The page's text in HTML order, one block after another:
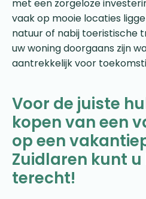
met een zorgeloze
vaak op mooie locaties
natuur of nabij toeristische
uw woning doorgaans zijn
aantrekkelijk voor
Voor de juiste
kopen van een
op een
Zuidlaren kunt u
terecht!